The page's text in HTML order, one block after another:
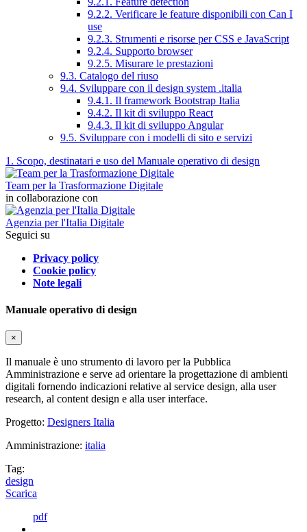
9.2.2. Verificare le feature disponibili con Can I
use
9.2.3. Strumenti e risorse per CSS e JavaScript
9.2.4. Supporto browser
9.2.5. Misurare le prestazioni
9.3. Catalogo del riuso
9.4. Sviluppare con il design system .italia
9.4.1. Il framework Bootstrap Italia
9.4.2. Il kit di sviluppo React
9.4.3. Il kit di sviluppo Angular
9.5. Sviluppare con i modelli di sito e servizi
1. Scopo, destinatari e uso del Manuale operativo di design
Team per la Trasformazione Digitale
in collaborazione con
Agenzia per l'Italia Digitale
Seguici su
Privacy policy
Cookie policy
Note legali
Manuale operativo di design
×
Il manuale è uno strumento di lavoro per la Pubblica
Amministrazione e serve ad orientare la progettazione di ambienti
digitali fornendo indicazioni relative al service design, alla user
research, al content design e alla user interface.
Progetto: Designers Italia
Amministrazione: italia
Tag:
design
Scarica
pdf